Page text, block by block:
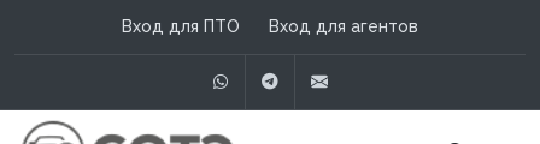
Вход для ПТО Вход для агентов
WhatsAppTelegram